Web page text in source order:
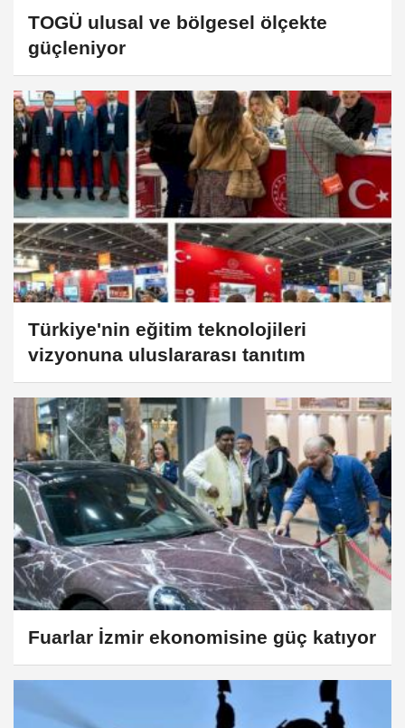
TOGÜ ulusal ve bölgesel ölçekte
güçleniyor
Türkiye'nin eğitim teknolojileri
vizyonuna uluslararası tanıtım
Fuarlar İzmir ekonomisine güç katıyor